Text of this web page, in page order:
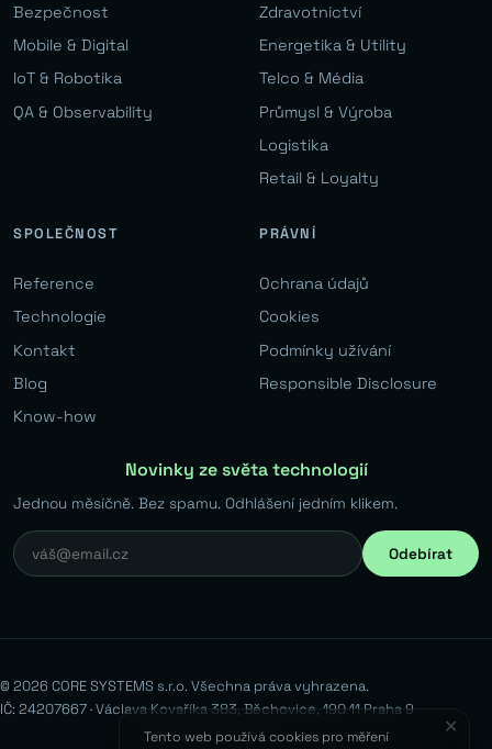
Bezpečnost
Mobile & Digital
IoT & Robotika
QA & Observability
Zdravotnictví
Energetika & Utility
Telco & Média
Průmysl & Výroba
Logistika
Retail & Loyalty
SPOLEČNOST
Reference
Technologie
Kontakt
Blog
Know-how
PRÁVNÍ
Ochrana údajů
Cookies
Podmínky užívání
Responsible Disclosure
Novinky ze světa technologií
Jednou měsíčně. Bez spamu. Odhlášení jedním klikem.
Odebírat
© 2026 CORE SYSTEMS s.r.o. Všechna práva vyhrazena.
IČ: 24207667 · Václava Kovaříka 383, Běchovice, 190 11 Praha 9
✕
Tento web používá cookies pro měření